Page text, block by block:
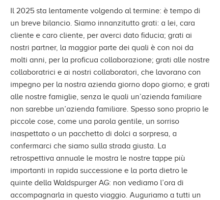
Il 2025 sta lentamente volgendo al termine: è tempo di
un breve bilancio. Siamo innanzitutto grati: a lei, cara
cliente e caro cliente, per averci dato fiducia; grati ai
nostri partner, la maggior parte dei quali è con noi da
molti anni, per la proficua collaborazione; grati alle nostre
collaboratrici e ai nostri collaboratori, che lavorano con
impegno per la nostra azienda giorno dopo giorno; e grati
alle nostre famiglie, senza le quali un’azienda familiare
non sarebbe un’azienda familiare. Spesso sono proprio le
piccole cose, come una parola gentile, un sorriso
inaspettato o un pacchetto di dolci a sorpresa, a
confermarci che siamo sulla strada giusta. La
retrospettiva annuale le mostra le nostre tappe più
importanti in rapida successione e la porta dietro le
quinte della Waldspurger AG: non vediamo l’ora di
accompagnarla in questo viaggio. Auguriamo a tutti un